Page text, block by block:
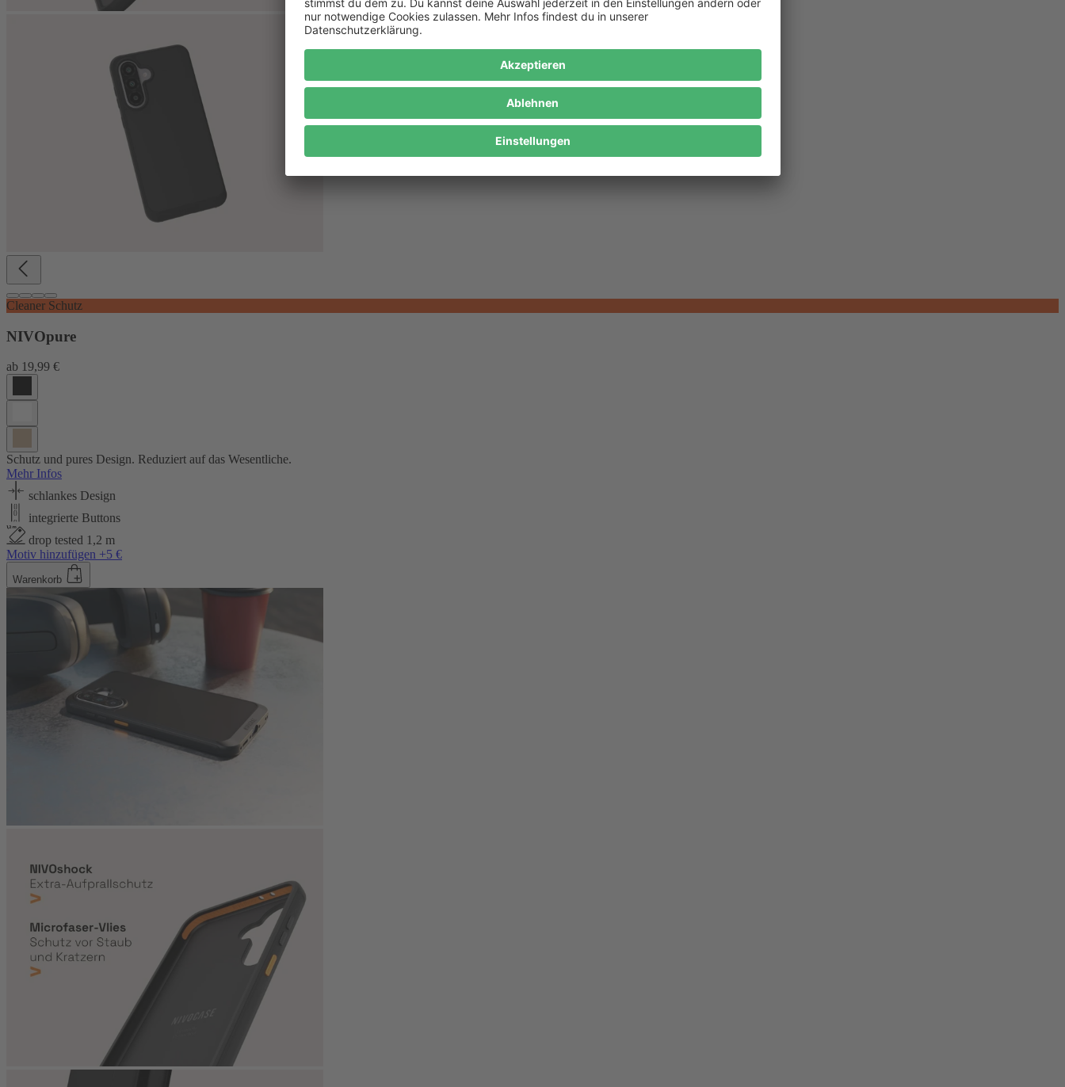
Cleaner Schutz
NIVOpure
ab 19,99 €
Schutz und pures Design. Reduziert auf das Wesentliche.
Mehr Infos
schlankes Design
integrierte Buttons
drop tested 1,2 m
Motiv hinzufügen +5 €
Warenkorb